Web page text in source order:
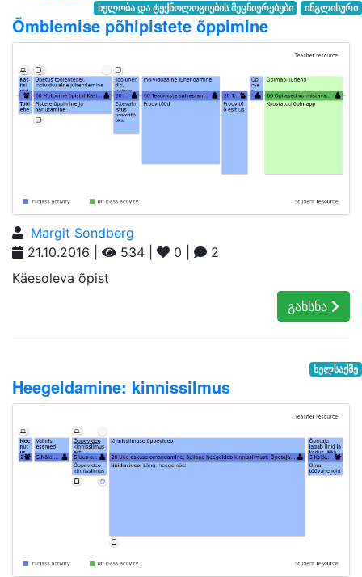
ხელობა და ტექნოლოგიების მეცნიერებები
ინგლისური
Õmblemise põhipistete õppimine
Margit Sondberg
21.10.2016 |
534 | 0 |
2
Käesoleva õpist
გახსნა
ხელსაქმე
Heegeldamine: kinnissilmus